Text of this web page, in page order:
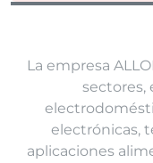
La empresa
sectores,
electrónicas,
aplicaciones